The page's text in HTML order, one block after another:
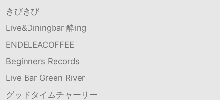
きびきび
Live&Diningbar 酔ing
ENDELEACOFFEE
Beginners Records
Live Bar Green River
グッドタイムチャーリー